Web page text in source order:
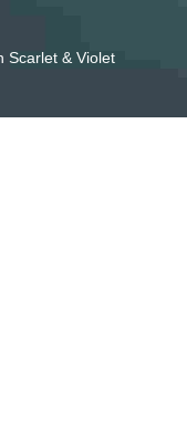
Scarlet & Violet